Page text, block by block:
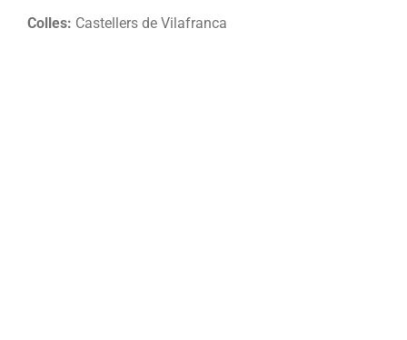
Colles: Castellers de Vilafranca